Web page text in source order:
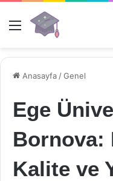
Menü
Anasayfa /Genel
Ege
Bornova:
Kalite ve